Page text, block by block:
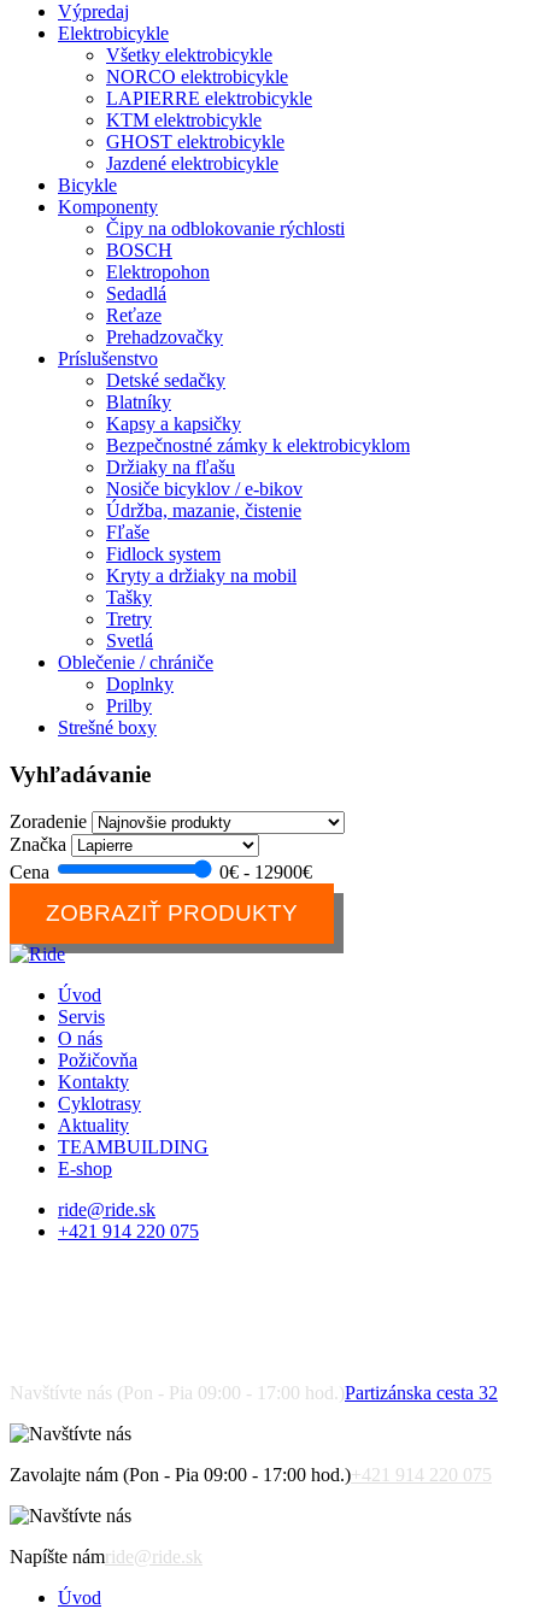
Výpredaj
Elektrobicykle
Všetky elektrobicykle
NORCO elektrobicykle
LAPIERRE elektrobicykle
KTM elektrobicykle
GHOST elektrobicykle
Jazdené elektrobicykle
Bicykle
Komponenty
Čipy na odblokovanie rýchlosti
BOSCH
Elektropohon
Sedadlá
Reťaze
Prehadzovačky
Príslušenstvo
Detské sedačky
Blatníky
Kapsy a kapsičky
Bezpečnostné zámky k elektrobicyklom
Držiaky na fľašu
Nosiče bicyklov / e-bikov
Údržba, mazanie, čistenie
Fľaše
Fidlock system
Kryty a držiaky na mobil
Tašky
Tretry
Svetlá
Oblečenie / chrániče
Doplnky
Prilby
Strešné boxy
Vyhľadávanie
Zoradenie
Značka
Cena
0€ - 12900€
ZOBRAZIŤ PRODUKTY
Úvod
Servis
O nás
Požičovňa
Kontakty
Cyklotrasy
Aktuality
TEAMBUILDING
E-shop
ride@ride.sk
+421 914 220 075
Navštívte nás (Pon - Pia 09:00 - 17:00 hod.)Partizánska cesta 32
Zavolajte nám (Pon - Pia 09:00 - 17:00 hod.)+421 914 220 075
Napíšte námride@ride.sk
Úvod